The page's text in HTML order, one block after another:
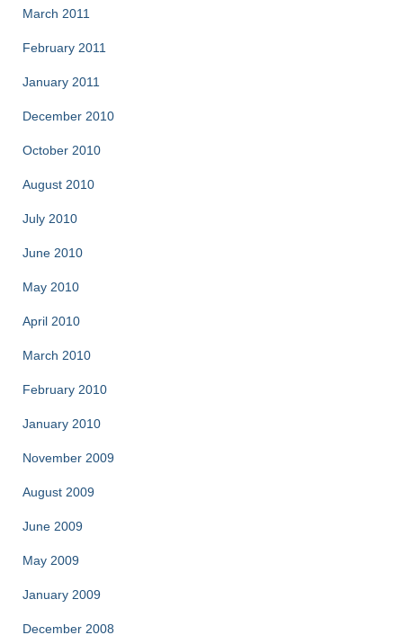
March 2011
February 2011
January 2011
December 2010
October 2010
August 2010
July 2010
June 2010
May 2010
April 2010
March 2010
February 2010
January 2010
November 2009
August 2009
June 2009
May 2009
January 2009
December 2008